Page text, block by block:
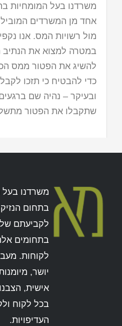
משרדנו בעל המומחיות
אחד מן המשרדים
מול רשויות המס. אנו
במטרה למצוא את הנתיב
להשיג את הפטור ממס
כדי להבטיח כי תזכו
ובעיקר – נהיה שם
שתקבלו את הפטור
משרדנו בעל
בתחום
לקביעתם
בתחומים
לקוחות.
יושר,
אישית,
בכל לקוח
העדיפויות.